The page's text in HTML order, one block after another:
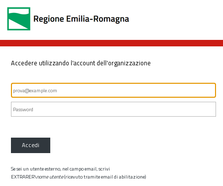
Accedere utilizzando l'account dell'organizzazione
Accedi
Se sei un utente esterno, nel campo email, scrivi
EXTRARER\nome utente(ricevuto tramite email di abilitazione)